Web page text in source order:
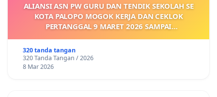
ALIANSI ASN PW GURU DAN TENDIK SEKOLAH SE
KOTA PALOPO MOGOK KERJA DAN CEKLOK
PERTANGGAL 9 MARET 2026 SAMPAI
KEJELASAN SUMBER GAJI POKOK
320 tanda tangan
320 Tanda Tangan / 2026
8 Mar 2026